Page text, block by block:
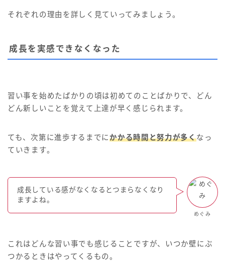
それぞれの理由を詳しく見ていってみましょう。
成長を実感できなくなった
習い事を始めたばかりの頃は初めてのことばかりで、どん
どん新しいことを覚えて上達が早く感じられます。
ても、次第に進歩するまでにかかる時間と努力が多くなっ
ていきます。
めぐみ
成長している感がなくなるとつまらなくなり
ますよね。
これはどんな習い事でも感じることですが、いつか壁にぶ
つかるときはやってくるもの。